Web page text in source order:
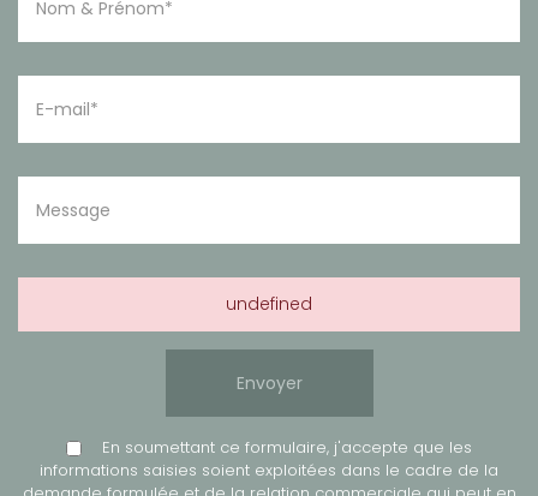
undefined
En soumettant ce formulaire, j'accepte que les
informations saisies soient exploitées dans le cadre de la